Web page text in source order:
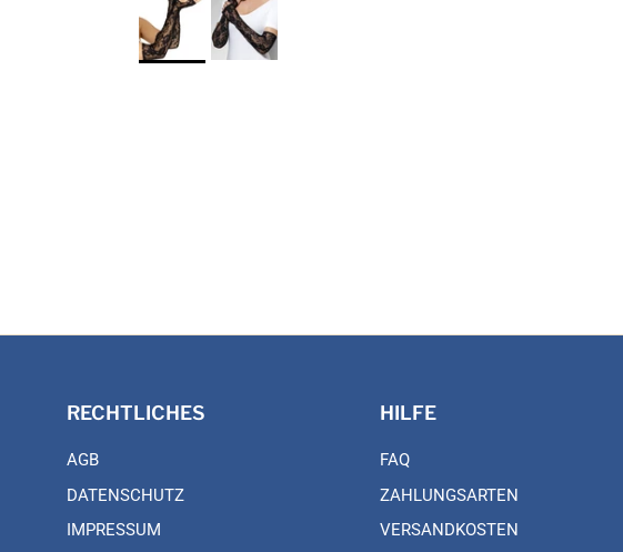
RECHTLICHES
AGB
DATENSCHUTZ
IMPRESSUM
HILFE
FAQ
ZAHLUNGSARTEN
VERSANDKOSTEN